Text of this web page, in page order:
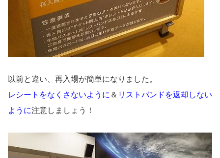
以前と違い、再入場が簡単になりました。
レシートをなくさないように ＆ リストバンドを返却しない
ように注意しましょう！